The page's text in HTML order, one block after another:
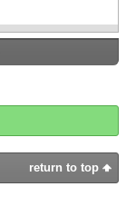
return to top